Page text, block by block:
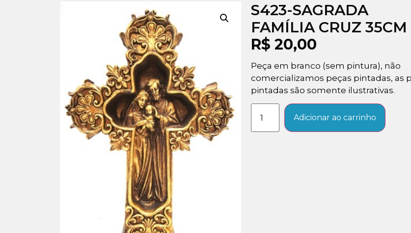
S423-SAGRADA
FAMÍLIA CRUZ 35CM
R$ 20,00
Peça em branco (sem pintura), não
comercializamos peças pintadas, as
pintadas são somente ilustrativas.
Adicionar ao carrinho